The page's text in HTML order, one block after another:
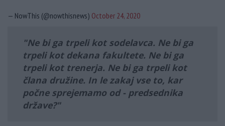
— NowThis (@nowthisnews) October 24, 2020
Ne bi ga trpeli kot sodelavca. Ne bi ga
trpeli kot dekana fakultete. Ne bi ga
trpeli kot trenerja. Ne bi ga trpeli kot
člana družine. In le zakaj vse to, kar
počne sprejemamo od - predsednika
države?